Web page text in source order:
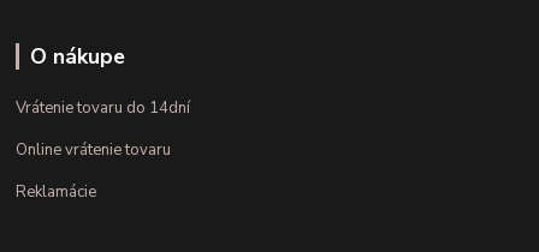
O nákupe
Vrátenie tovaru do 14dní
Online vrátenie tovaru
Reklamácie